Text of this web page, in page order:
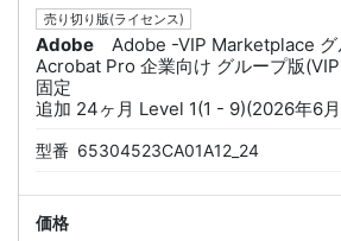
売り切り版(ライセンス)
Adobe
Adobe -VIP Marketplace グ
Acrobat Pro 企業向け グループ版
固定
追加 24ヶ月 Level 1(1 - 9)(2026年6
型番 65304523CA01A12_24